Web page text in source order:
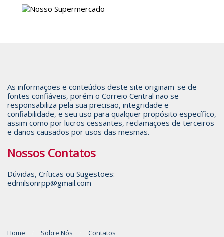
As informações e conteúdos deste site originam-se de
fontes confiáveis, porém o Correio Central não se
responsabiliza pela sua precisão, integridade e
confiabilidade, e seu uso para qualquer propósito específico,
assim como por lucros cessantes, reclamações de terceiros
e danos causados por usos das mesmas.
Nossos Contatos
Dúvidas, Críticas ou Sugestões:
edmilsonrpp@gmail.com
Home Sobre Nós Contatos